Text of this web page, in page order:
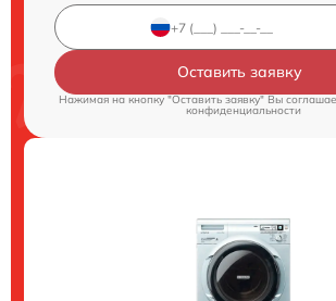
Оставить заявку
Нажимая на кнопку "Оставить заявку" Вы
конфиденциальности